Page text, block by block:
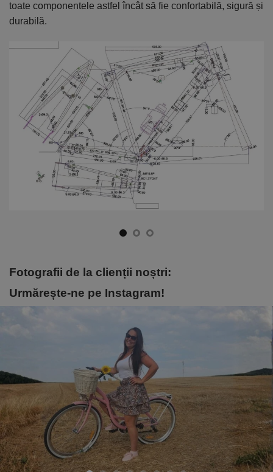
toate componentele astfel încât să fie confortabilă, sigură și
durabilă.
Fotografii de la clienții noștri:
Urmărește-ne pe Instagram!